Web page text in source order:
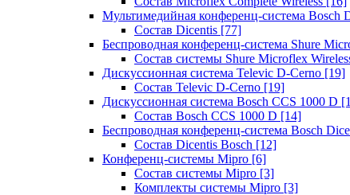
Мультимедийная конференц-система Bosch
Состав Dicentis [77]
Беспроводная конференц-система Shure
Состав системы Shure Microflex
Дискуссионная система Televic D-Cerno [19]
Состав Televic D-Cerno [19]
Дискуссионная система Bosch CCS 1000 D
Состав Bosch CCS 1000 D [14]
Беспроводная конференц-система Bosch
Состав Dicentis Bosch [12]
Конференц-системы Mipro [6]
Состав системы Mipro [3]
Комплекты системы Mipro [3]